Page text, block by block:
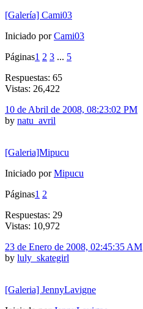
[Galería] Cami03
Iniciado porCami03
Páginas1 2 3 ... 5
Respuestas: 65
Vistas: 26,422
10 de Abril de 2008, 08:23:02 PM
by natu_avril
[Galeria]Mipucu
Iniciado porMipucu
Páginas1 2
Respuestas: 29
Vistas: 10,972
23 de Enero de 2008, 02:45:35 AM
by luly_skategirl
[Galeria] JennyLavigne